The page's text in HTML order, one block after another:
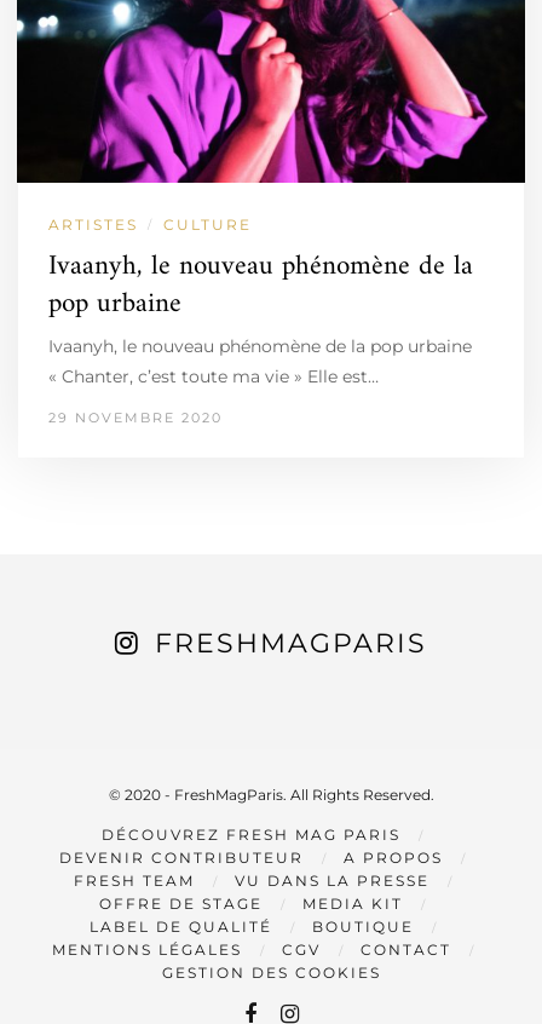
ARTISTES / CULTURE
Ivaanyh, le nouveau phénomène de la
pop urbaine
Ivaanyh, le nouveau phénomène de la pop urbaine
« Chanter, c’est toute ma vie » Elle est…
29 NOVEMBRE 2020
FRESHMAGPARIS
© 2020 - FreshMagParis. All Rights Reserved.
DÉCOUVREZ FRESH MAG PARIS
DEVENIR CONTRIBUTEUR
A PROPOS
FRESH TEAM
VU DANS LA PRESSE
OFFRE DE STAGE
MEDIA KIT
LABEL DE QUALITÉ
BOUTIQUE
MENTIONS LÉGALES
CGV
CONTACT
GESTION DES COOKIES